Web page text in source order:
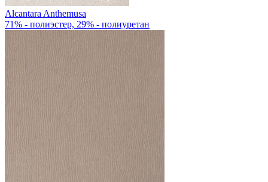
Alcantara Anthemusa
71% - полиэстер, 29% - полиуретан